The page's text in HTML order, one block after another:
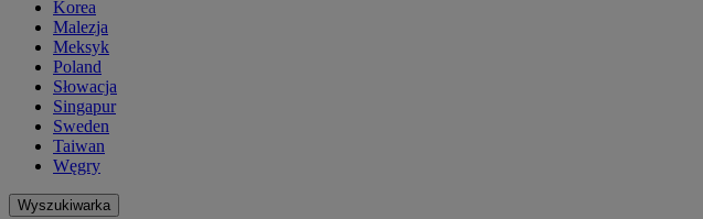
Korea
Malezja
Meksyk
Poland
Słowacja
Singapur
Sweden
Taiwan
Węgry
Wyszukiwarka